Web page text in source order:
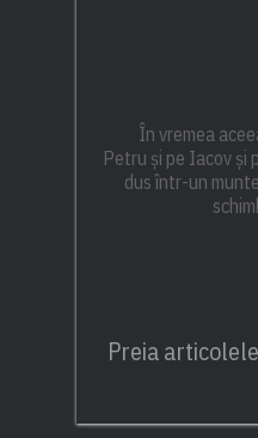
În vremea
Petru și pe Iacov și
dus într-un
Preia